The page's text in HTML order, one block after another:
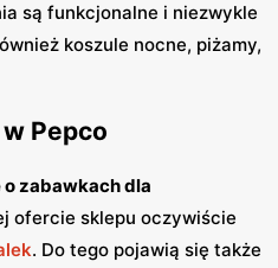
są funkcjonalne i niezwykle
koszule nocne, piżamy,
Pepco
o zabawkach dla
ofercie sklepu oczywiście
. Do tego pojawią się także